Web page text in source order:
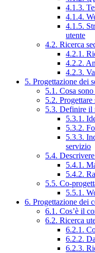
4.1.3.
4.1.4.
4.1.5.
utente
4.2. Ricerca
4.2.1.
4.2.2.
4.2.3.
5. Progettazione dei
5.1. Cosa
5.2.
5.3. Definire il
5.3.1.
5.3.2.
5.3.3.
servizio
5.4.
5.4.1.
5.4.2.
5.5. Co-
5.5.1.
6. Progettazione dei
6.1. Cos’è il
6.2. Ricerca
6.2.1.
6.2.2.
6.2.3.